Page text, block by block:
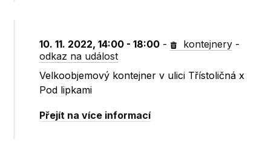
10. 11. 2022, 14:00 - 18:00 - kontejnery -
odkaz na událost
Velkoobjemový kontejner v ulici Třístoličná x
Pod lipkami
Přejít na více informací